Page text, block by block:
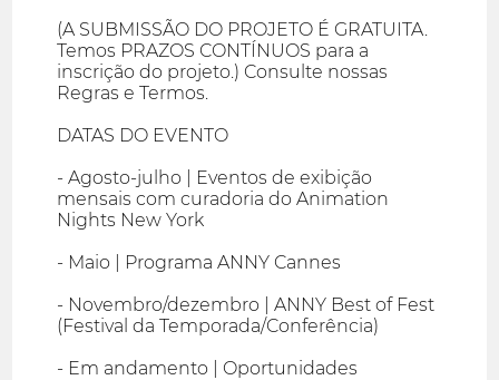
(A SUBMISSÃO DO PROJETO É GRATUITA.
Temos PRAZOS CONTÍNUOS para a
inscrição do projeto.) Consulte nossas
Regras e Termos.
DATAS DO EVENTO
- Agosto-julho | Eventos de exibição
mensais com curadoria do Animation
Nights New York
- Maio | Programa ANNY Cannes
- Novembro/dezembro | ANNY Best of Fest
(Festival da Temporada/Conferência)
- Em andamento | Oportunidades